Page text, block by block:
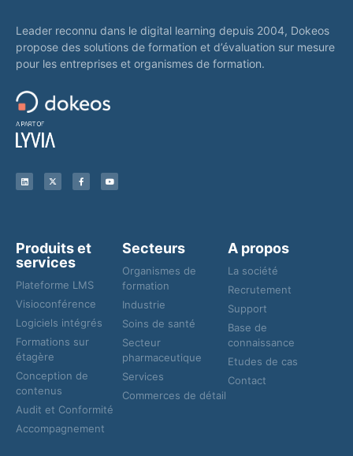
Leader reconnu dans le digital learning depuis 2004, Dokeos
propose des solutions de formation et d’évaluation sur mesure
pour les entreprises et organismes de formation.
Produits et
services
Plateforme LMS
Visioconférence
Logiciels intégrés
Formations sur
étagère
Conception de
contenus
Audit et Conformité
Accompagnement
Secteurs
Organismes de
formation
Industrie
Soins de santé
Secteur
pharmaceutique
Services
Commerces de détail
A propos
La société
Recrutement
Support
Base de
connaissance
Etudes de cas
Contact